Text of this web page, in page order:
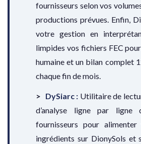
fournisseurs selon vos
productions prévues. Enfin,
votre gestion en
limpides vos fichiers FEC
humaine et un bilan complet
chaque fin de mois.
DySiarc : Utilitaire de
d’analyse ligne par ligne
fournisseurs pour
ingrédients sur DionySols et